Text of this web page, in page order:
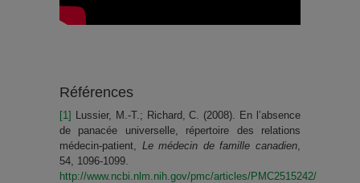
Références
[1] Lussier, M.-T.; Richard, C. (2008). En l’absence
de panacée universelle, répertoire des relations
médecin-patient, Le médecin de famille canadien,
54, 1096-1099.
http://www.ncbi.nlm.nih.gov/pmc/articles/PMC2515242/